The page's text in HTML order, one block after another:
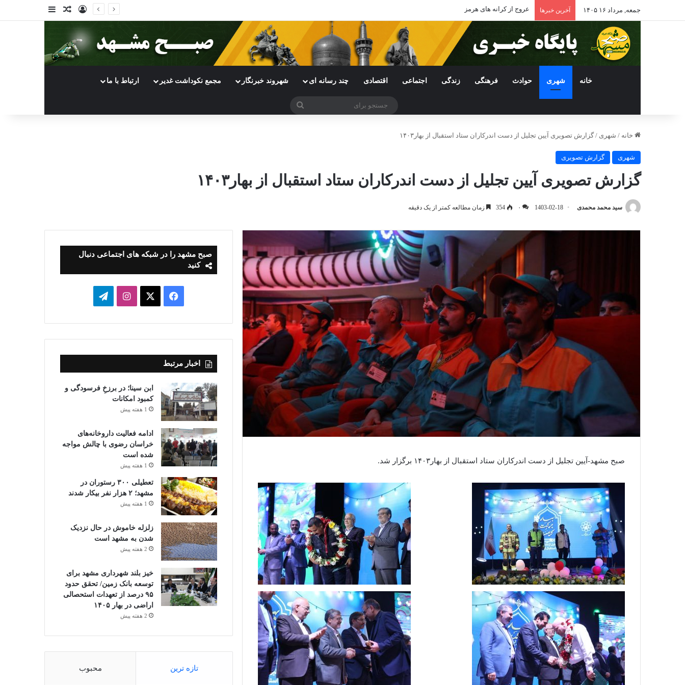
جمعه, مرداد ۱۶ ۱۴۰۵ آخرین خبرها عروج از کرانه های هرمز ورودنوشته تصادفی
سایدبار
خانه شهری حوادث فرهنگی زندگی اجتماعی اقتصادی چند رسانه ای شهروند خبرنگار مجمع نکوداشت غدیر ارتباط با ما
جستجو
خانه / شهری / گزارش تصویری آیین تجلیل از دست اندرکاران ستاد استقبال از بهار۱۴۰۳
شهری گزارش تصویری
گزارش تصویری آیین تجلیل از دست اندرکاران ستاد استقبال از بهار۱۴۰۳
سید محمد محمدی 1403-02-18 ۰ 354 زمان مطالعه کمتر از یک دقیقه
صبح مشهد-آیین تجلیل از دست اندرکاران ستاد استقبال از بهار۱۴۰۳ برگزار شد.
صبح مشهد را در شبکه های اجتماعی دنبال
کنید
فیسبوک ایکساینستاگرامتلگرام
اخبار مرتبط
ابن سینا؛ در برزخِ فرسودگی و
کمبود امکانات
1 هفته پیش
ادامه فعالیت داروخانه‌های
خراسان رضوی با چالش مواجه
شده است
1 هفته پیش
تعطیلی ۳۰۰ رستوران در
مشهد؛ ۲ هزار نفر بیکار شدند
1 هفته پیش
زلزله خاموش در حال نزدیک
شدن به مشهد است
2 هفته پیش
خیز بلند شهرداری مشهد برای
توسعه بانک زمین/ تحقق حدود
۹۵ درصد از تعهدات استحصالی
اراضی در بهار ۱۴۰۵
2 هفته پیش
تازه ترین محبوب